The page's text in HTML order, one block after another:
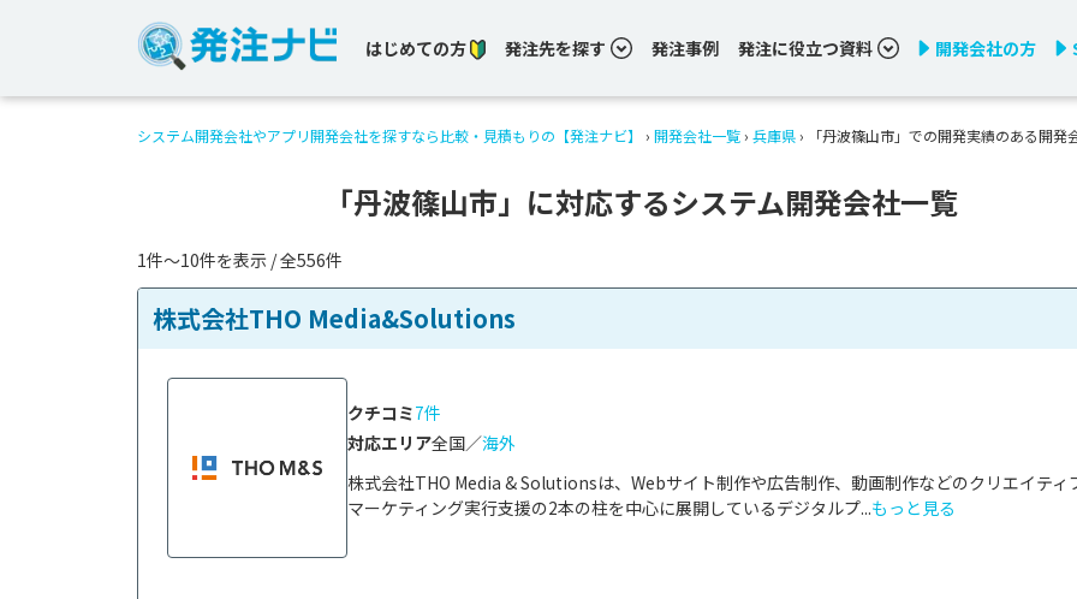
はじめての方 発注先を探す 発注事例 発注に役立つ資料 開発会社の方
システム開発会社やアプリ開発会社を探すなら比較・見積もりの【発注ナビ】 › 開発会社一覧 › 兵庫県 › 「丹波篠山市」での開発実績のある開発
「丹波篠山市」に対応するシステム開発会社一覧
1件〜10件を表示 / 全556件
株式会社THO Media&Solutions
株式会社THO Media & Solutionsは、Webサイト制作や広告制作、動画制作などのクリエイティ
マーケティング実行支援の2本の柱を中心に展開しているデジタルプ...もっと見る
クチコミ7件
対応エリア全国／海外